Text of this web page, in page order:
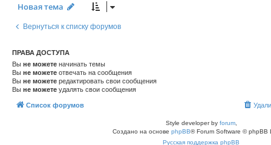
Новая тема
Вернуться к списку форумов
ПРАВА ДОСТУПА
Вы не можете начинать темы
Вы не можете отвечать на сообщения
Вы не можете редактировать свои сообщения
Вы не можете удалять свои сообщения
Список форумов
Style developer by forum,
Создано на основе phpBB® Forum Software © phpBB
Русская поддержка phpBB